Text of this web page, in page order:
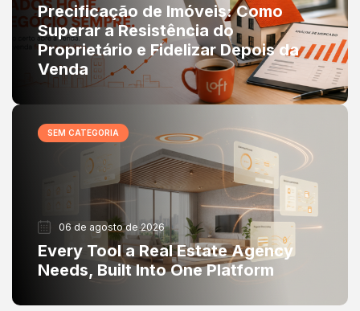
Precificação de Imóveis: Como
Superar a Resistência do
Proprietário e Fidelizar Depois da
Venda
SEM CATEGORIA
06 de agosto de 2026
Every Tool a Real Estate Agency
Needs, Built Into One Platform